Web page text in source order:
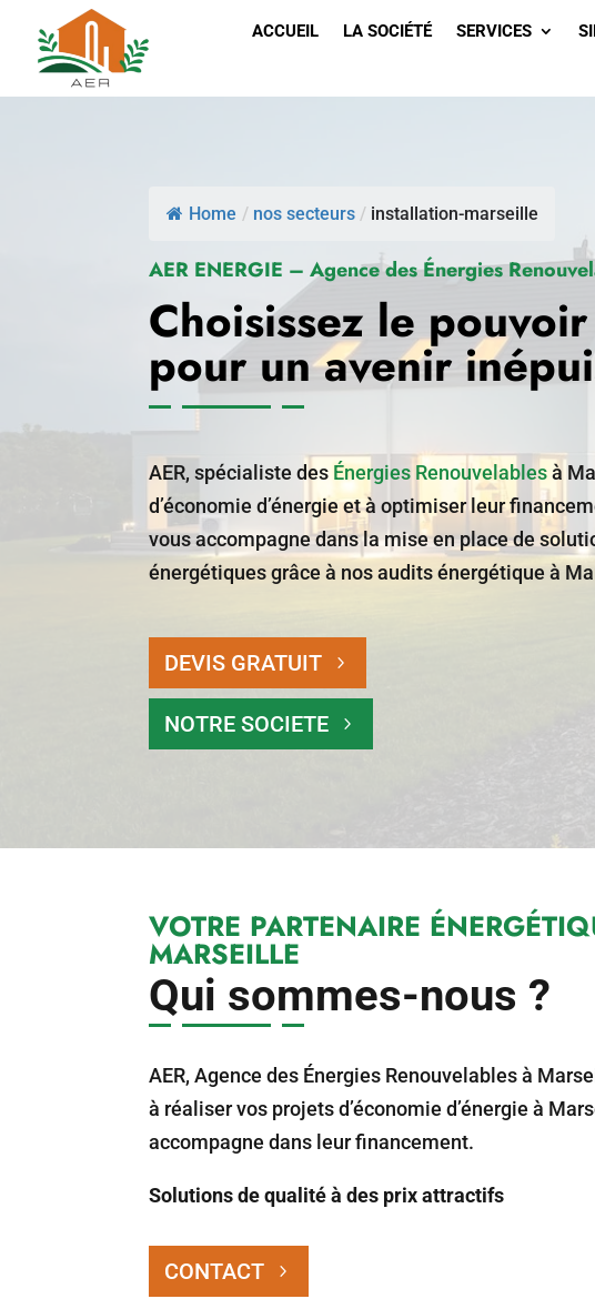
ACCUEIL LA SOCIÉTÉ SERVICES
Home / nos secteurs / installation-marseille
AER ENERGIE – Agence des Énergies
Choisissez le
pour un avenir
AER, spécialiste des Énergies Renouvelablesà
d’économie d’énergie et à optimiser leur
vous accompagne dans la mise en place de
énergétiques grâce à nos audits énergétique à
DEVIS GRATUIT
NOTRE SOCIETE
VOTRE PARTENAIRE
MARSEILLE
Qui sommes-nous ?
AER, Agence des Énergies Renouvelables à
à réaliser vos projets d’économie d’énergie à
accompagne dans leur financement.
Solutions de qualité à des prix attractifs
CONTACT